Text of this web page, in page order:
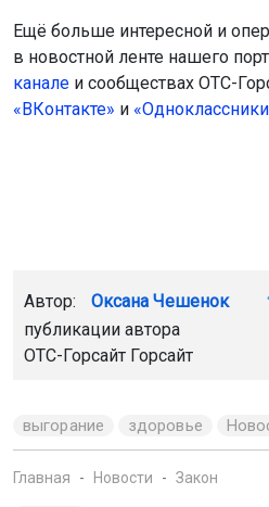
Ещё больше интересной и
в новостной ленте нашего
канале и сообществах ОТС-
«ВКонтакте» и
Автор: Оксана Чешенок
публикации автора
ОТС-Горсайт Горсайт
выгорание здоровье
Главная Новости Закон